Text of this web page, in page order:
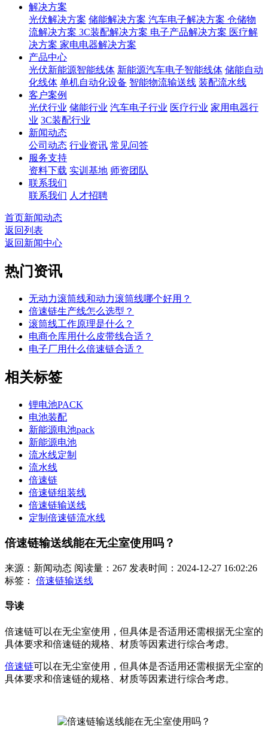
解决方案
光伏解决方案 储能解决方案 汽车电子解决方案 仓储物
流解决方案 3C装配解决方案 电子产品解决方案 医疗解
决方案 家电电器解决方案
产品中心
光伏新能源智能线体 新能源汽车电子智能线体 储能自动
化线体 单机自动化设备 智能物流输送线 装配流水线
客户案例
光伏行业 储能行业 汽车电子行业 医疗行业 家用电器行
业 3C装配行业
新闻动态
公司动态 行业资讯 常见问答
服务支持
资料下载 实训基地 师资团队
联系我们
联系我们 人才招聘
首页新闻动态
返回列表
返回新闻中心
热门资讯
无动力滚筒线和动力滚筒线哪个好用？
倍速链生产线怎么选型？
滚筒线工作原理是什么？
电商仓库用什么皮带线合适？
电子厂用什么倍速链合适？
相关标签
锂电池PACK
电池装配
新能源电池pack
新能源电池
流水线定制
流水线
倍速链
倍速链组装线
倍速链输送线
定制倍速链流水线
倍速链输送线能在无尘室使用吗？
来源：新闻动态 阅读量：267 发表时间：2024-12-27 16:02:26
标签： 倍速链输送线
导读
倍速链可以在无尘室使用，但具体是否适用还需根据无尘室的
具体要求和倍速链的规格、材质等因素进行综合考虑。
倍速链可以在无尘室使用，但具体是否适用还需根据无尘室的
具体要求和倍速链的规格、材质等因素进行综合考虑。